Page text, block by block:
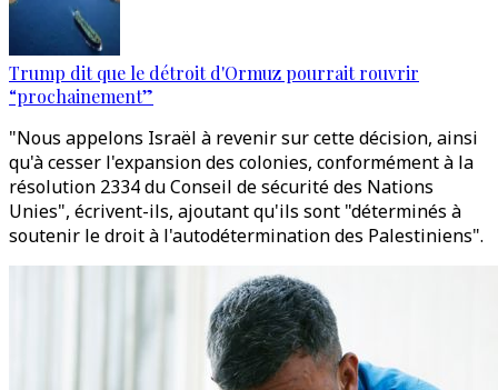
Trump dit que le détroit d'Ormuz pourrait rouvrir
“prochainement”
"Nous appelons Israël à revenir sur cette décision, ainsi
qu'à cesser l'expansion des colonies, conformément à la
résolution 2334 du Conseil de sécurité des Nations
Unies", écrivent-ils, ajoutant qu'ils sont "déterminés à
soutenir le droit à l'autodétermination des Palestiniens".